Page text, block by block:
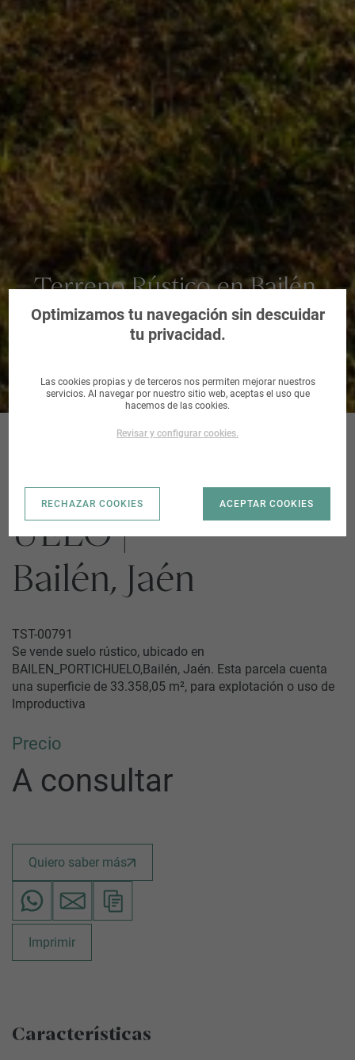
Terreno Rústico en Bailén,
Jaén
BAILEN_PORTICH
UELO |
Bailén, Jaén
TST-00791
Se vende suelo rústico, ubicado en
BAILEN_PORTICHUELO,Bailén, Jaén. Esta parcela cuenta
una superficie de 33.358,05 m², para explotación o uso de
Improductiva
Precio
A consultar
Quiero saber más
Imprimir
Características
Optimizamos tu navegación sin descuidar
tu privacidad.
Las cookies propias y de terceros nos permiten mejorar nuestros
servicios. Al navegar por nuestro sitio web, aceptas el uso que
hacemos de las cookies.
Revisar y configurar cookies.
RECHAZAR COOKIES ACEPTAR COOKIES